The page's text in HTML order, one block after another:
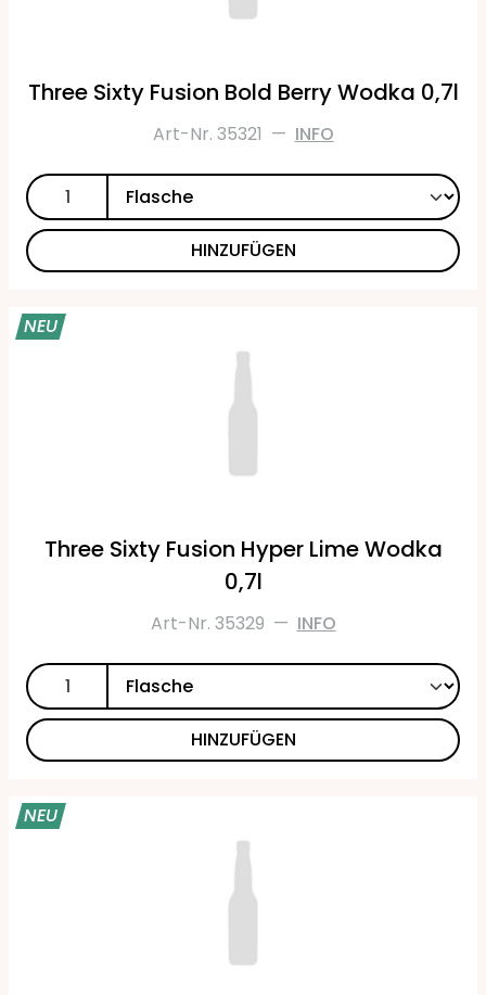
Three Sixty Fusion Bold Berry Wodka 0,7l
Art-Nr. 35321 — INFO
HINZUFÜGEN
NEU
Three Sixty Fusion Hyper Lime Wodka
0,7l
Art-Nr. 35329 — INFO
HINZUFÜGEN
NEU